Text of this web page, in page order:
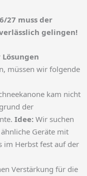
27 muss der
gelingen!
müssen wir folgende
kam nicht
der
Idee: Wir suchen
Geräte mit
im Herbst fest auf der
Verstärkung für die